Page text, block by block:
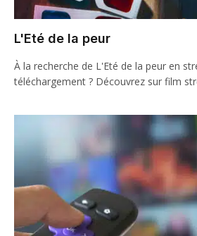
L'Eté de la peur
À la recherche de L'Eté de la peur en
téléchargement ? Découvrez sur film